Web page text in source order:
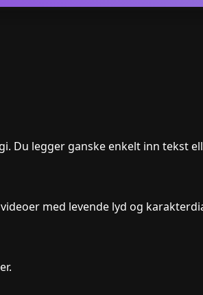
Du legger ganske enkelt inn tekst
med levende lyd og